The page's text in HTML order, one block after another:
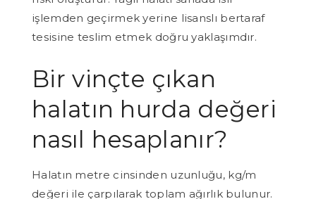
işlemden geçirmek yerine lisanslı bertaraf
tesisine teslim etmek doğru yaklaşımdır.
Bir vinçte çıkan
halatın hurda değeri
nasıl hesaplanır?
Halatın metre cinsinden uzunluğu, kg/m
değeri ile çarpılarak toplam ağırlık bulunur.